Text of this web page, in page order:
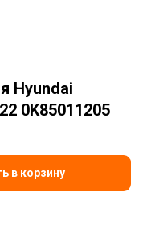
Hyundai
0K85011205
в корзину